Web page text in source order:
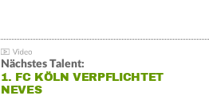
Nächstes Talent:
1. FC KÖLN VERPFLICHTET
NEVES